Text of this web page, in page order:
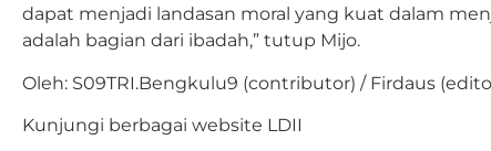
dapat menjadi landasan moral yang kuat dalam
adalah bagian dari ibadah,” tutup Mijo.
Oleh: S09TRI.Bengkulu9 (contributor) / Firdaus
Kunjungi berbagai website LDII